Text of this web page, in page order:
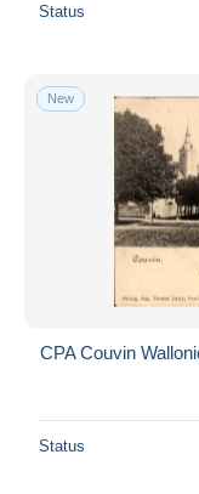
Status
New
CPA Couvin
Status